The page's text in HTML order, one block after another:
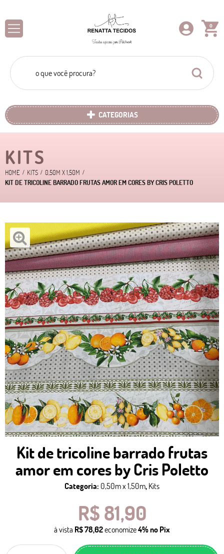
0
CATEGORIAS
KITS
HOME KITS
0,50M X 1,50M
KIT DE TRICOLINE BARRADO FRUTAS AMOR EM CORES BY CRIS POLETTO
Kit de tricoline barrado frutas
amor em cores by Cris Poletto
Categoria: 0,50m x 1,50m, Kits
R$ 81,90
à vista R$ 78,62economize4%no Pix